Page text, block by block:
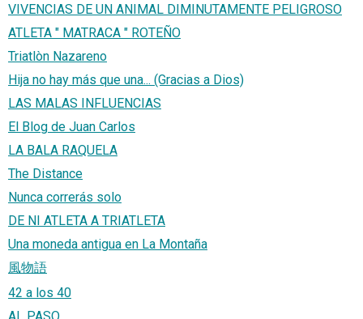
VIVENCIAS DE UN ANIMAL DIMINUTAMENTE PELIGROSO
ATLETA " MATRACA " ROTEÑO
Triatlòn Nazareno
Hija no hay más que una... (Gracias a Dios)
LAS MALAS INFLUENCIAS
El Blog de Juan Carlos
LA BALA RAQUELA
The Distance
Nunca correrás solo
DE NI ATLETA A TRIATLETA
Una moneda antigua en La Montaña
風物語
42 a los 40
AL PASO